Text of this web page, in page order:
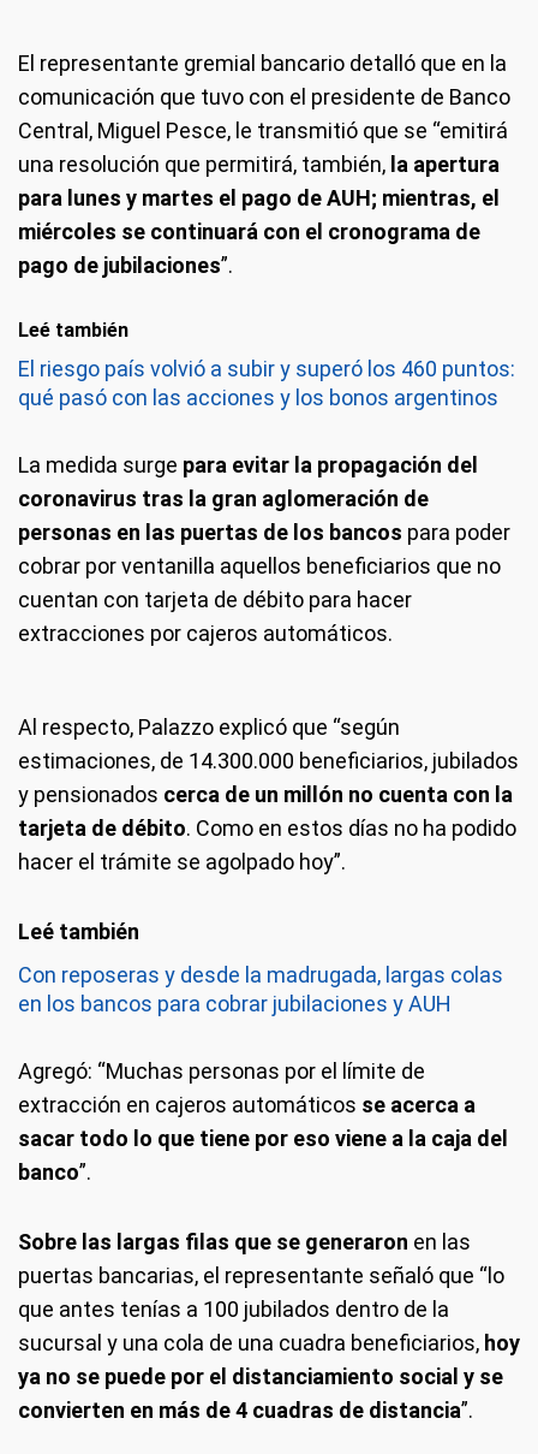
El representante gremial bancario detalló que en la
comunicación que tuvo con el presidente de Banco
Central, Miguel Pesce, le transmitió que se “emitirá
una resolución que permitirá, también, la apertura
para lunes y martes el pago de AUH; mientras, el
miércoles se continuará con el cronograma de
pago de jubilaciones”.
Leé también
El riesgo país volvió a subir y superó los 460 puntos:
qué pasó con las acciones y los bonos argentinos
La medida surge para evitar la propagación del
coronavirus tras la gran aglomeración de
personas en las puertas de los bancos para poder
cobrar por ventanilla aquellos beneficiarios que no
cuentan con tarjeta de débito para hacer
extracciones por cajeros automáticos.
Al respecto, Palazzo explicó que “según
estimaciones, de 14.300.000 beneficiarios, jubilados
y pensionados cerca de un millón no cuenta con la
tarjeta de débito. Como en estos días no ha podido
hacer el trámite se agolpado hoy”.
Con reposeras y desde la madrugada, largas colas
en los bancos para cobrar jubilaciones y AUH
Agregó: “Muchas personas por el límite de
extracción en cajeros automáticos se acerca a
sacar todo lo que tiene por eso viene a la caja del
banco”.
Sobre las largas filas que se generaron en las
puertas bancarias, el representante señaló que “lo
que antes tenías a 100 jubilados dentro de la
sucursal y una cola de una cuadra beneficiarios, hoy
ya no se puede por el distanciamiento social y se
convierten en más de 4 cuadras de distancia”.